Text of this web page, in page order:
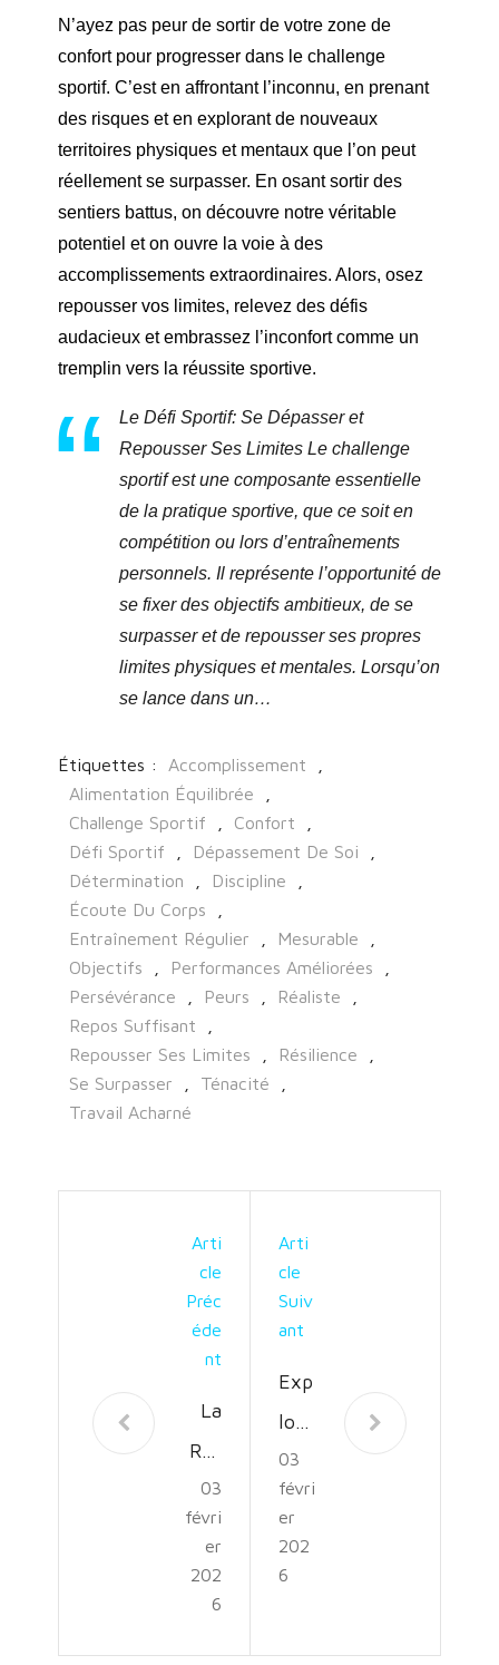
N’ayez pas peur de sortir de votre zone de
confort pour progresser dans le challenge
sportif. C’est en affrontant l’inconnu, en prenant
des risques et en explorant de nouveaux
territoires physiques et mentaux que l’on peut
réellement se surpasser. En osant sortir des
sentiers battus, on découvre notre véritable
potentiel et on ouvre la voie à des
accomplissements extraordinaires. Alors, osez
repousser vos limites, relevez des défis
audacieux et embrassez l’inconfort comme un
tremplin vers la réussite sportive.
Le Défi Sportif: Se Dépasser et
Repousser Ses Limites Le challenge
sportif est une composante essentielle
de la pratique sportive, que ce soit en
compétition ou lors d’entraînements
personnels. Il représente l’opportunité de
se fixer des objectifs ambitieux, de se
surpasser et de repousser ses propres
limites physiques et mentales. Lorsqu’on
se lance dans un…
Étiquettes : Accomplissement
Alimentation Équilibrée
Challenge Sportif
Confort
Défi Sportif
Dépassement De Soi
Détermination
Discipline
Écoute Du Corps
Entraînement Régulier
Mesurable
Objectifs
Performances Améliorées
Persévérance
Peurs Réaliste
Repos Suffisant
Repousser Ses Limites
Résilience
Se Surpasser
Ténacité
Travail Acharné
Arti
Cle
Préc
Éde
Nt
La
Rév
olut
ion
de
la
Cart
03
févri
er
202
6
Arti
Cle
Suiv
Ant
Exp
lora
tion
Équ
estr
e:
03
févri
er
202
6